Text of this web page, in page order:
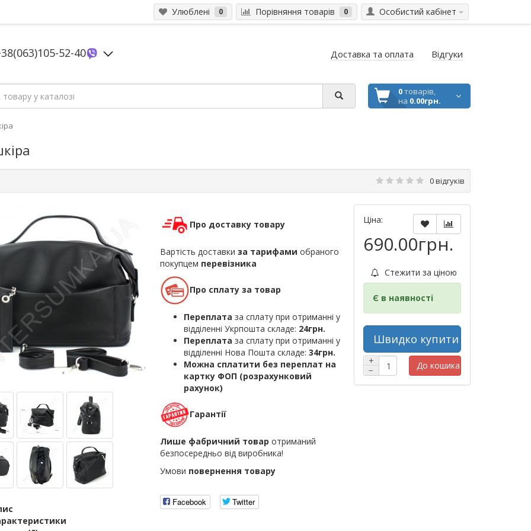
Улюблені 0 Порівняння товарів 0 Особистий кабінет
52-40 Доставка та оплата Відгуки
0товарів,
на 0.00грн.
0 відгуків
Про доставку товару
Вартість доставкиза тарифами обраного
покупцем перевізника
Про сплату за товар
Переплата за сплату при отриманні у
відділенні Укрпошта складе: 24грн.
Переплата за сплату при отриманні у
відділенні Нова Пошта складе:34грн.
Можна сплатити без переплат на
картку ФОП (розрахунковий
рахунок)
Гарантії
Лише фабричний товар отриманий
безпосередньо від виробника!
Умови повернення товару
Facebook Twitter
Ціна:
690.00грн.
Стежити за ціною
Є в наявності
Швидко купити
+
−
До кошика